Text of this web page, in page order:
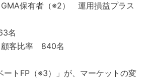
GMA保有者（※2） 運用損益プラス
名
顧客比率 840名
ートFP（※3）」が、マーケットの変